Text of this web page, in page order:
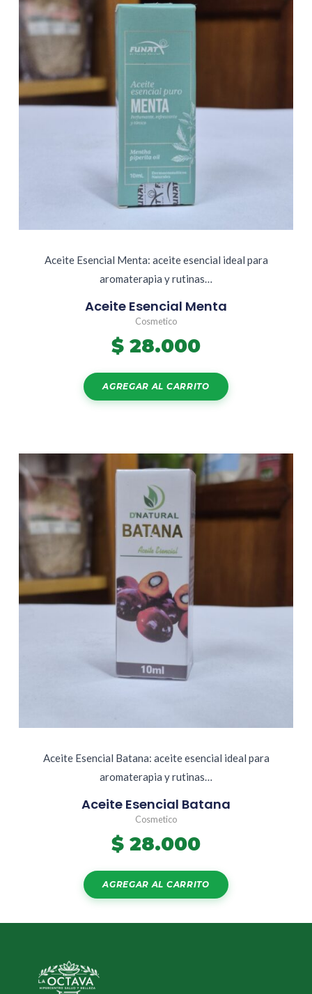
Aceite Esencial Menta: aceite esencial ideal para
aromaterapia y rutinas…
Aceite Esencial Menta
Cosmetico
$ 28.000
AGREGAR AL CARRITO
Aceite Esencial Batana: aceite esencial ideal para
aromaterapia y rutinas…
Aceite Esencial Batana
Cosmetico
$ 28.000
AGREGAR AL CARRITO